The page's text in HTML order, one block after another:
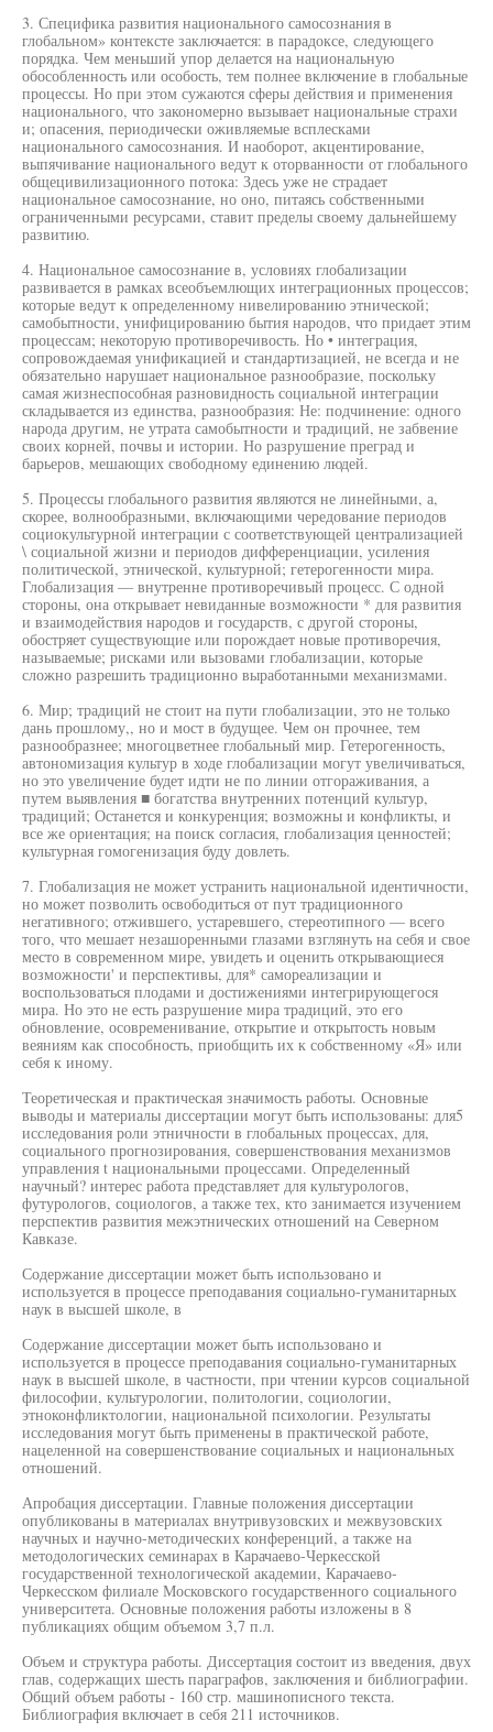
3. Специфика развития национального самосознания в
глобальном» контексте заключается: в парадоксе, следующего
порядка. Чем меньший упор делается на национальную
обособленность или особость, тем полнее включение в глобальные
процессы. Но при этом сужаются сферы действия и применения
национального, что закономерно вызывает национальные страхи
и; опасения, периодически оживляемые всплесками
национального самосознания. И наоборот, акцентирование,
выпячивание национального ведут к оторванности от глобального
общецивилизационного потока: Здесь уже не страдает
национальное самосознание, но оно, питаясь собственными
ограниченными ресурсами, ставит пределы своему дальнейшему
развитию.
4. Национальное самосознание в, условиях глобализации
развивается в рамках всеобъемлющих интеграционных процессов;
которые ведут к определенному нивелированию этнической;
самобытности, унифицированию бытия народов, что придает этим
процессам; некоторую противоречивость. Но • интеграция,
сопровождаемая унификацией и стандартизацией, не всегда и не
обязательно нарушает национальное разнообразие, поскольку
самая жизнеспособная разновидность социальной интеграции
складывается из единства, разнообразия: Не: подчинение: одного
народа другим, не утрата самобытности и традиций, не забвение
своих корней, почвы и истории. Но разрушение преград и
барьеров, мешающих свободному единению людей.
5. Процессы глобального развития являются не линейными, а,
скорее, волнообразными, включающими чередование периодов
социокультурной интеграции с соответствующей централизацией
\ социальной жизни и периодов дифференциации, усиления
политической, этнической, культурной; гетерогенности мира.
Глобализация — внутренне противоречивый процесс. С одной
стороны, она открывает невиданные возможности * для развития
и взаимодействия народов и государств, с другой стороны,
обостряет существующие или порождает новые противоречия,
называемые; рисками или вызовами глобализации, которые
сложно разрешить традиционно выработанными механизмами.
6. Мир; традиций не стоит на пути глобализации, это не только
дань прошлому,, но и мост в будущее. Чем он прочнее, тем
разнообразнее; многоцветнее глобальный мир. Гетерогенность,
автономизация культур в ходе глобализации могут увеличиваться,
но это увеличение будет идти не по линии отгораживания, а
путем выявления ■ богатства внутренних потенций культур,
традиций; Останется и конкуренция; возможны и конфликты, и
все же ориентация; на поиск согласия, глобализация ценностей;
культурная гомогенизация буду довлеть.
7. Глобализация не может устранить национальной идентичности,
но может позволить освободиться от пут традиционного
негативного; отжившего, устаревшего, стереотипного — всего
того, что мешает незашоренными глазами взглянуть на себя и свое
место в современном мире, увидеть и оценить открывающиеся
возможности' и перспективы, для* самореализации и
воспользоваться плодами и достижениями интегрирующегося
мира. Но это не есть разрушение мира традиций, это его
обновление, осовременивание, открытие и открытость новым
веяниям как способность, приобщить их к собственному «Я» или
себя к иному.
Теоретическая и практическая значимость работы. Основные
выводы и материалы диссертации могут быть использованы: для5
исследования роли этничности в глобальных процессах, для,
социального прогнозирования, совершенствования механизмов
управления t национальными процессами. Определенный
научный? интерес работа представляет для культурологов,
футурологов, социологов, а также тех, кто занимается изучением
перспектив развития межэтнических отношений на Северном
Кавказе.
Содержание диссертации может быть использовано и
используется в процессе преподавания социально-гуманитарных
наук в высшей школе, в
Содержание диссертации может быть использовано и
используется в процессе преподавания социально-гуманитарных
наук в высшей школе, в частности, при чтении курсов социальной
философии, культурологии, политологии, социологии,
этноконфликтологии, национальной психологии. Результаты
исследования могут быть применены в практической работе,
нацеленной на совершенствование социальных и национальных
отношений.
Апробация диссертации. Главные положения диссертации
опубликованы в материалах внутривузовских и межвузовских
научных и научно-методических конференций, а также на
методологических семинарах в Карачаево-Черкесской
государственной технологической академии, Карачаево-
Черкесском филиале Московского государственного социального
университета. Основные положения работы изложены в 8
публикациях общим объемом 3,7 п.л.
Объем и структура работы. Диссертация состоит из введения, двух
глав, содержащих шесть параграфов, заключения и библиографии.
Общий объем работы - 160 стр. машинописного текста.
Библиография включает в себя 211 источников.